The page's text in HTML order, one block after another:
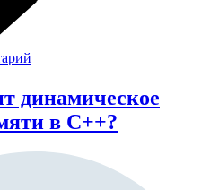
динамическое
в С++?